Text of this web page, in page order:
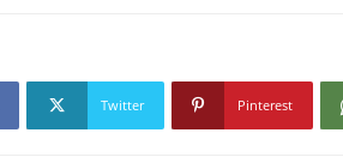
Twitter Pinterest